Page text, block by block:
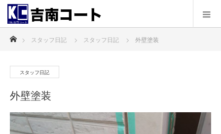
スタッフ日記 スタッフ日記 外壁塗装
スタッフ日記
外壁塗装